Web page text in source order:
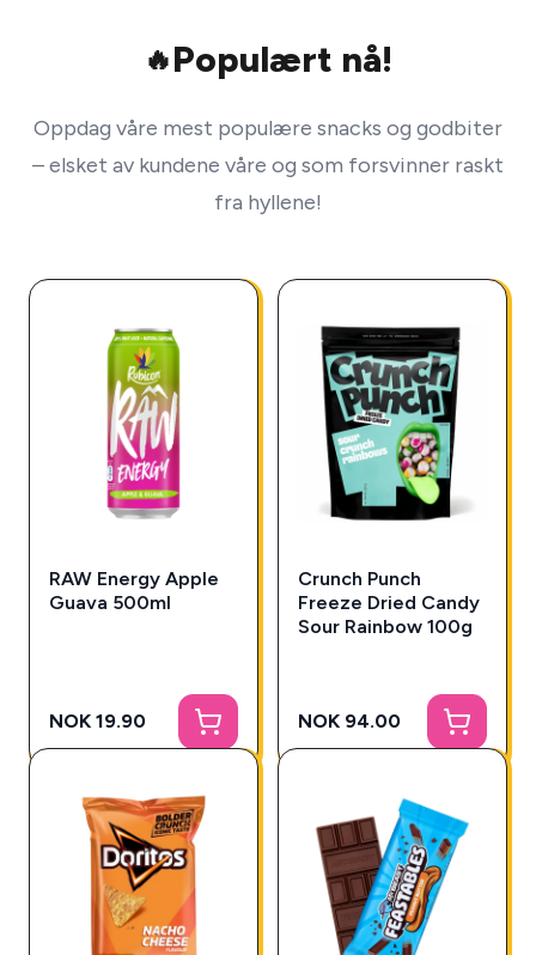
🔥Populært nå!
Oppdag våre mest populære snacks og godbiter
– elsket av kundene våre og som forsvinner raskt
fra hyllene!
RAW Energy Apple
Guava 500ml
NOK 19.90
Crunch Punch
Freeze Dried Candy
Sour Rainbow 100g
NOK 94.00